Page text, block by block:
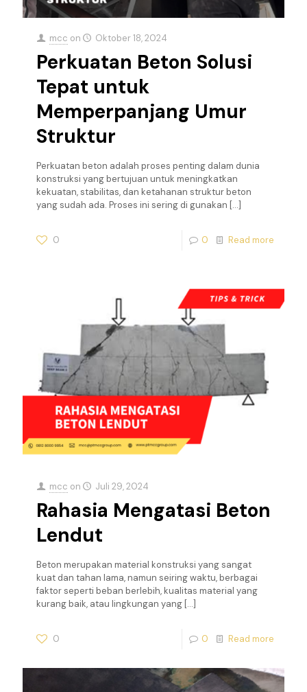
mcc on Oktober 18, 2024
Perkuatan Beton Solusi
Tepat untuk
Memperpanjang Umur
Struktur
Perkuatan beton adalah proses penting dalam dunia
konstruksi yang bertujuan untuk meningkatkan
kekuatan, stabilitas, dan ketahanan struktur beton
yang sudah ada. Proses ini sering di gunakan […]
0 0 Read more
mcc on Juli 29, 2024
Rahasia Mengatasi Beton
Lendut
Beton merupakan material konstruksi yang sangat
kuat dan tahan lama, namun seiring waktu, berbagai
faktor seperti beban berlebih, kualitas material yang
kurang baik, atau lingkungan yang […]
0 0 Read more